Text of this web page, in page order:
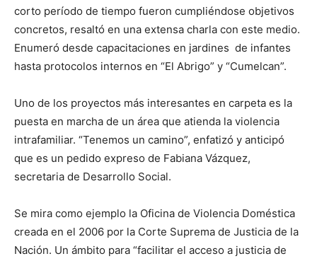
corto período de tiempo fueron cumpliéndose objetivos
concretos, resaltó en una extensa charla con este medio.
Enumeró desde capacitaciones en jardines de infantes
hasta protocolos internos en “El Abrigo” y “Cumelcan”.
Uno de los proyectos más interesantes en carpeta es la
puesta en marcha de un área que atienda la violencia
intrafamiliar. “Tenemos un camino”, enfatizó y anticipó
que es un pedido expreso de Fabiana Vázquez,
secretaria de Desarrollo Social.
Se mira como ejemplo la Oficina de Violencia Doméstica
creada en el 2006 por la Corte Suprema de Justicia de la
Nación. Un ámbito para “facilitar el acceso a justicia de